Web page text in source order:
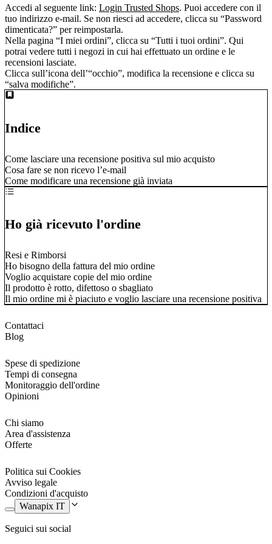
Accedi al seguente link: Login Trusted Shops. Puoi accedere con il
tuo indirizzo e-mail. Se non riesci ad accedere, clicca su “Password
dimenticata?” per reimpostarla.
Nella pagina “I miei ordini”, clicca su “Tutti i tuoi ordini”. Qui
potrai vedere tutti i negozi in cui hai effettuato un ordine e le
recensioni lasciate.
Clicca sull’icona dell’“occhio”, modifica la recensione e clicca su
“salva modifiche”.
Indice
Come lasciare una recensione positiva sul mio acquisto
Cosa fare se non ricevo l’e-mail
Come modificare una recensione già inviata
Ho già ricevuto l'ordine
Resi e Rimborsi
Ho bisogno della fattura del mio ordine
Voglio acquistare copie del mio ordine
Il prodotto è rotto, difettoso o sbagliato
Il mio ordine mi è piaciuto e voglio lasciare una recensione positiva
Contattaci
Blog
Spese di spedizione
Tempi di consegna
Monitoraggio dell'ordine
Opinioni
Chi siamo
Area d'assistenza
Offerte
Politica sui Cookies
Avviso legale
Condizioni d'acquisto
Wanapix IT
Seguici sui social